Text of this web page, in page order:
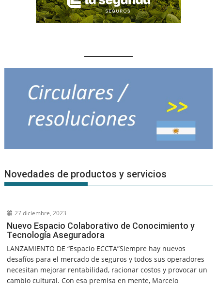
Novedades de productos y servicios
27 diciembre, 2023
Nuevo Espacio Colaborativo de Conocimiento y
Tecnología Aseguradora
LANZAMIENTO DE “Espacio ECCTA”Siempre hay nuevos
desafíos para el mercado de seguros y todos sus operadores
necesitan mejorar rentabilidad, racionar costos y provocar un
cambio cultural. Con esa premisa en mente, Marcelo